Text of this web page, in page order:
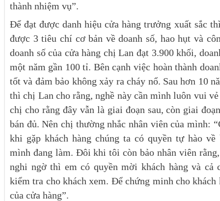
thành nhiệm vụ”.
Để đạt được danh hiệu cửa hàng trưởng xuất sắc
được 3 tiêu chí cơ bản về doanh số, hao hụt và
doanh số của cửa hàng chị Lan đạt 3.900 khối,
một năm gần 100 tỉ. Bên cạnh việc hoàn thành
tốt và đảm bảo không xảy ra cháy nổ. Sau hơn 10
thì chị Lan cho rằng, nghề này cần mình luôn vui
chị cho rằng đây vẫn là giai đoạn sau, còn giai
bán đủ. Nên chị thường nhắc nhân viên của mình:
khi gặp khách hàng chúng ta có quyền tự hào về
mình đang làm. Đôi khi tôi còn bảo nhân viên rằng,
nghi ngờ thì em có quyền mời khách hàng và cả
kiểm tra cho khách xem. Để chứng minh cho khách
của cửa hàng”.